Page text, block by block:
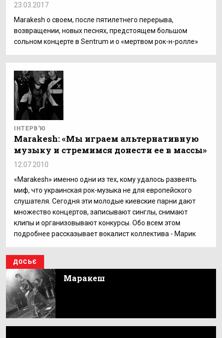
23.03.2017
Marakesh о своем, после пятилетнего перерыва,
возвращении, новых песнях, предстоящем большом
сольном концерте в Sentrum и о «мертвом рок-н-ролле»
ІНТЕРВ'Ю
Marakesh: «Мы играем альтернативную
музыку и стремимся донести ее в массы»
12.07.2010
«Marakesh» именно одни из тех, кому удалось развеять
миф, что украинская рок-музыка не для европейского
слушателя. Сегодня эти молодые киевские парни дают
множество концертов, записывают синглы, снимают
клипы и организовывают конкурсы. Обо всем этом
подробнее рассказывает вокалист коллектива - Марик
ДОСЬЄ
Маракеш